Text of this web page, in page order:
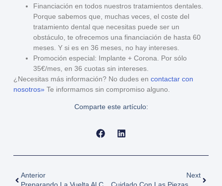
Financiación en todos nuestros tratamientos dentales.
Porque sabemos que, muchas veces, el coste del
tratamiento dental que necesitas puede ser un
obstáculo, te ofrecemos una financiación de hasta 60
meses. Y si es en 36 meses, no hay intereses.
Promoción especial: Implante + Corona . Por sólo
35€/mes, en 36 cuotas sin intereses.
¿Necesitas más información?No dudes en contactar con
nosotros»Te informamos sin compromiso alguno.
Comparte este artículo:
Anterior
Next